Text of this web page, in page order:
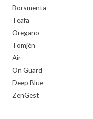
Borsmenta
Teafa
Oregano
Tömjén
Air
On Guard
Deep Blue
ZenGest